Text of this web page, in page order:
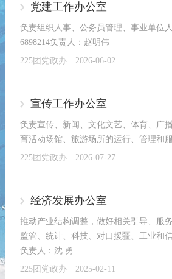
党建工作办公室
负责组织人事、公务员管理、事业单位
6898214负责人：赵明伟
225团党政办
2026-06-02
宣传工作办公室
负责宣传、新闻、文化文艺、体育、广
育活动场馆、旅游场所的运行、管理和
225团党政办
2026-07-27
经济发展办公室
推动产业结构调整，做好相关引导、服
监管、统计、科技、对口援疆、工业和
负责人：沈 勇
225团党政办
2025-02-11